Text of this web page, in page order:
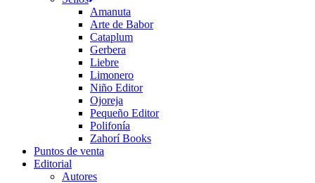
Amanuta
Arte de Babor
Cataplum
Gerbera
Liebre
Limonero
Niño Editor
Ojoreja
Pequeño Editor
Polifonía
Zahorí Books
Puntos de venta
Editorial
Autores